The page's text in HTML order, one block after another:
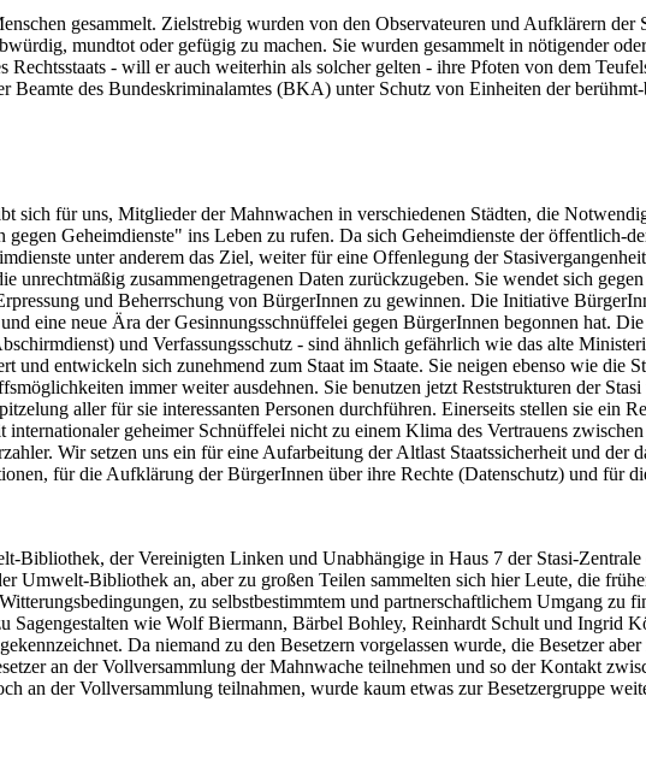
gesammelt. Zielstrebig wurden von den Observateuren und Aufklärern der
mundtot oder gefügig zu machen. Sie wurden gesammelt in nötigender
- will er auch weiterhin als solcher gelten - ihre Pfoten von dem
Beamte des Bundeskriminalamtes (BKA) unter Schutz von Einheiten der
sich für uns, Mitglieder der Mahnwachen in verschiedenen Städten, die
Geheimdienste" ins Leben zu rufen. Da sich Geheimdienste der öffentlich-
unter anderem das Ziel, weiter für eine Offenlegung der
zusammengetragenen Daten zurückzugeben. Sie wendet sich
und Beherrschung von BürgerInnen zu gewinnen. Die Initiative
eine neue Ära der Gesinnungsschnüffelei gegen BürgerInnen begonnen hat.
und Verfassungsschutz - sind ähnlich gefährlich wie das alte
und entwickeln sich zunehmend zum Staat im Staate. Sie neigen ebenso wie die
immer weiter ausdehnen. Sie benutzen jetzt Reststrukturen der Stasi
aller für sie interessanten Personen durchführen. Einerseits stellen sie ein
geheimer Schnüffelei nicht zu einem Klima des Vertrauens
Wir setzen uns ein für eine Aufarbeitung der Altlast Staatssicherheit und der
für die Aufklärung der BürgerInnen über ihre Rechte (Datenschutz) und für
Bibliothek, der Vereinigten Linken und Unabhängige in Haus 7 der Stasi-
Umwelt-Bibliothek an, aber zu großen Teilen sammelten sich hier Leute, die
zu selbstbestimmtem und partnerschaftlichem Umgang zu
Sagengestalten wie Wolf Biermann, Bärbel Bohley, Reinhardt Schult und Ingrid
Da niemand zu den Besetzern vorgelassen wurde, die Besetzer
an der Vollversammlung der Mahnwache teilnehmen und so der Kontakt
an der Vollversammlung teilnahmen, wurde kaum etwas zur Besetzergruppe